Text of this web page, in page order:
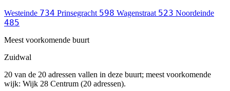
Westeinde 734 Prinsegracht 598 Wagenstraat 523 Noordeinde
485
Meest voorkomende buurt
Zuidwal
20 van de 20 adressen vallen in deze buurt; meest voorkomende
wijk: Wijk 28 Centrum (20 adressen).